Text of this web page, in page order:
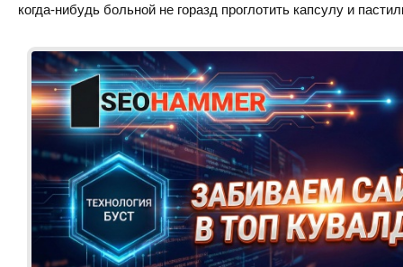
когда-нибудь больной не горазд проглотить капсулу и